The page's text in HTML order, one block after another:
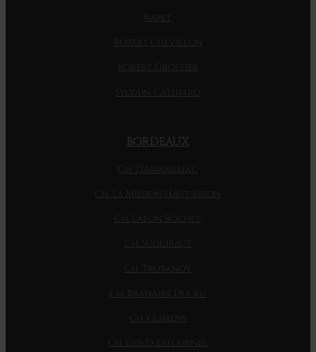
Rapet
Robert Chevillon
Robert Groffier
Sylvain Cathiard
BORDEAUX
Ch. D'Armailhac
Ch. La Mission Haut-Brion
Ch. Lafon Rochet
Ch. Suduiraut
Ch. Trotanoy
Ch. Branaire Ducru
Ch. Climens
Ch. Cos D Estournel